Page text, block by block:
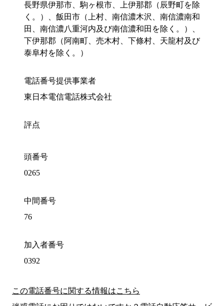
長野県伊那市、駒ヶ根市、上伊那郡（辰野町を除
く。）、飯田市（上村、南信濃木沢、南信濃南和
田、南信濃八重河内及び南信濃和田を除く。）、
下伊那郡（阿南町、売木村、下條村、天龍村及び
泰阜村を除く。）
電話番号提供事業者
東日本電信電話株式会社
評点
頭番号
0265
中間番号
76
加入者番号
0392
この電話番号に関する情報はこちら